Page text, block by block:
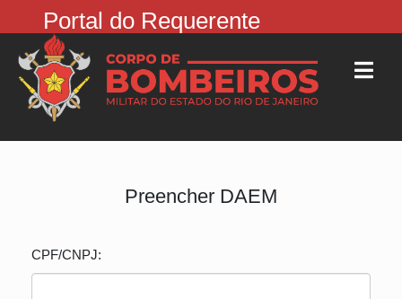
Portal do Requerente
Preencher DAEM
CPF/CNPJ: